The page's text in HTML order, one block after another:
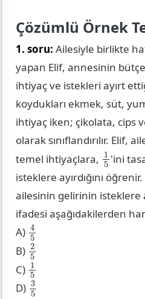
Çözümlü Örnek
1. soru: Ailesiyle birlikte
yapan Elif, annesinin
ihtiyaç ve istekleri ayırt
koydukları ekmek, süt,
ihtiyaç iken; çikolata, cips
olarak sınıflandırılır. Elif,
temel ihtiyaçlara, 1
5
1 5
'ini
isteklere ayırdığını
ailesinin gelirinin isteklere
ifadesi aşağıdakilerden
A) 4
5
4
B) 2
5
2
C) 1
5
1
D) 3
5
3